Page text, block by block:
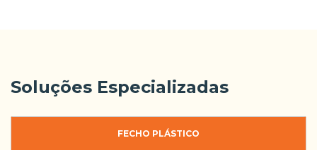
Soluções Especializadas
FECHO PLÁSTICO